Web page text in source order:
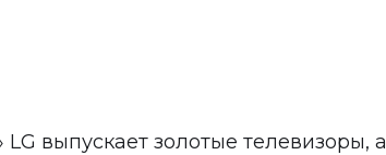
выпускает золотые телевизоры, а